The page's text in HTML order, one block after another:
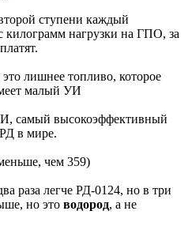
ступени каждый
нагрузки на ГПО, за
лишнее топливо, которое
малый УИ
самый высокоэффективный
в мире.
чем 359)
раза легче РД-0124, но в три
но это водород, а не